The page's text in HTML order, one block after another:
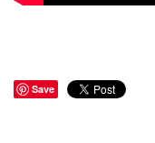
Save